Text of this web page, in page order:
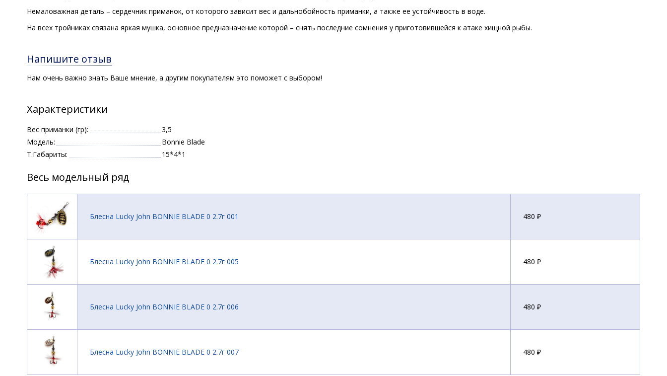
Немаловажная деталь – сердечник приманок, от которого зависит вес и дальнобойность приманки, а также ее устойчивость в воде.
На всех тройниках связана яркая мушка, основное предназначение которой – снять последние сомнения у приготовившейся к атаке хищной рыбы.
Напишите отзыв
Нам очень важно знать Ваше мнение, а другим покупателям это поможет с выбором!
Характеристики
Вес приманки (гр):
3,5
Модель:
Bonnie Blade
Т.Габариты:
15*4*1
Весь модельный ряд
Блесна Lucky John BONNIE BLADE 0 2.7г 001 480 ₽
Блесна Lucky John BONNIE BLADE 0 2.7г 005 480 ₽
Блесна Lucky John BONNIE BLADE 0 2.7г 006 480 ₽
Блесна Lucky John BONNIE BLADE 0 2.7г 007 480 ₽